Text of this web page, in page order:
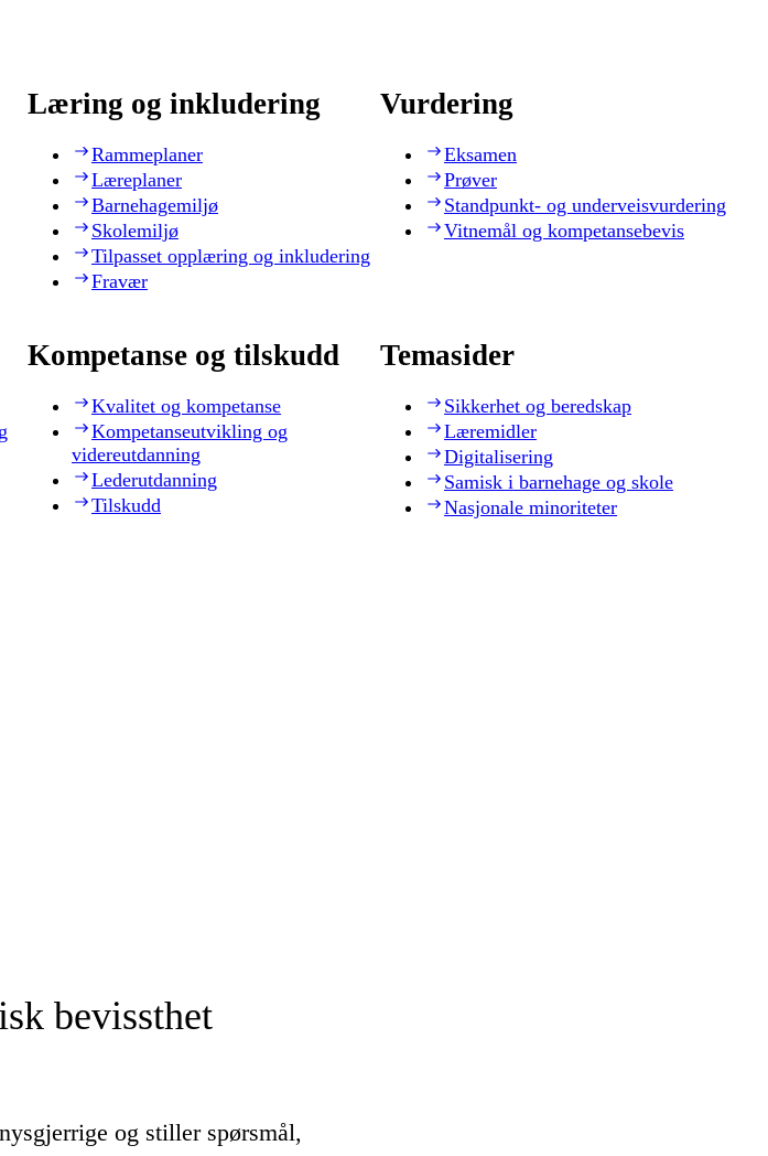
Læring og inkludering
Rammeplaner
Læreplaner
Barnehagemiljø
Skolemiljø
Tilpasset opplæring og inkludering
Fravær
Vurdering
Eksamen
Prøver
Standpunkt- og underveisvurdering
Vitnemål og kompetansebevis
Kompetanse og tilskudd
Kvalitet og kompetanse
Kompetanseutvikling og
videreutdanning
Lederutdanning
Tilskudd
Temasider
Sikkerhet og beredskap
Læremidler
Digitalisering
Samisk i barnehage og skole
Nasjonale minoriteter
bevissthet
og stiller spørsmål,